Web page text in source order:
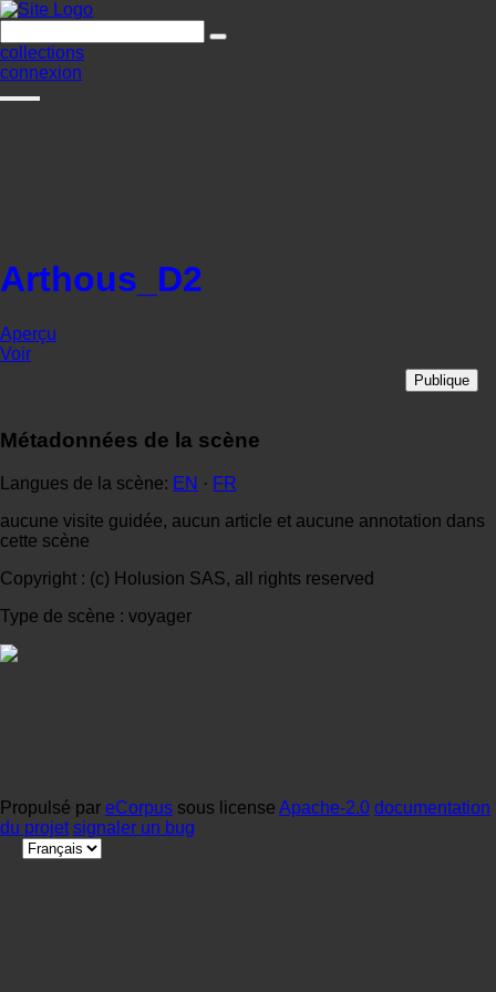
collections
connexion
Arthous_D2
Aperçu
Voir
Publique
Métadonnées de la scène
Langues de la scène: EN · FR
aucune visite guidée, aucun article et aucune annotation dans
cette scène
Copyright : (c) Holusion SAS, all rights reserved
Type de scène : voyager
Propulsé par eCorpus sous license Apache-2.0 documentation
du projet signaler un bug